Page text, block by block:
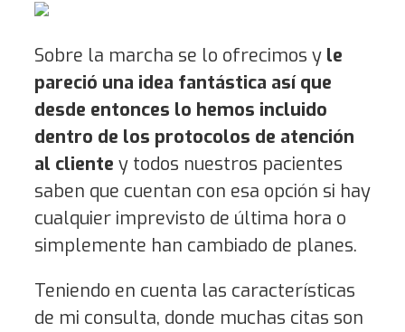
Sobre la marcha se lo ofrecimos y le
pareció una idea fantástica así que
desde entonces lo hemos incluido
dentro de los protocolos de atención
al cliente y todos nuestros pacientes
saben que cuentan con esa opción si hay
cualquier imprevisto de última hora o
simplemente han cambiado de planes.
Teniendo en cuenta las características
de mi consulta, donde muchas citas son